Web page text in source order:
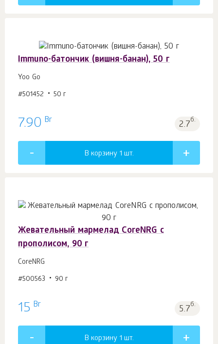
Immuno-батончик (вишня-банан), 50 г
Yoo Gо
#501452 50 г
7.90 Br 2.7б.
В корзину 1 шт.
Жевательный мармелад CoreNRG с
прополисом, 90 г
CoreNRG
#500563 90 г
15 Br 5.7б.
В корзину 1 шт.